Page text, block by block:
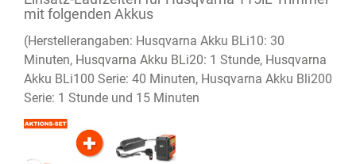
mit folgenden Akkus
(Herstellerangaben: Husqvarna Akku BLi10: 30
Minuten, Husqvarna Akku BLi20: 1 Stunde, Husqvarna
Akku BLi100 Serie: 40 Minuten, Husqvarna Akku Bli200
Serie: 1 Stunde und 15 Minuten